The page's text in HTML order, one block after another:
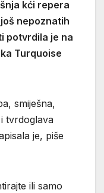
kći repera
nepoznatih
potvrdila je na
Turquoise
smiješna,
tvrdoglava
je, piše
ili samo